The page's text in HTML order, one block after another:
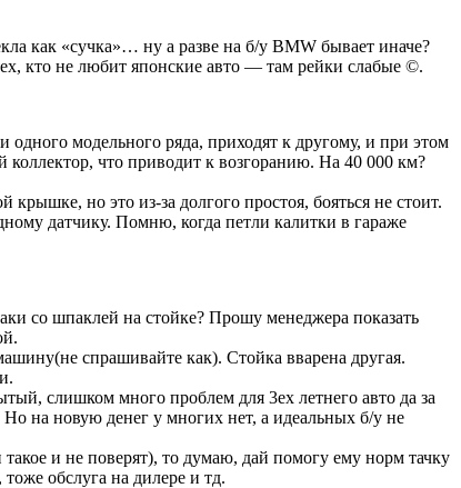
как «сучка»… ну а разве на б/у BMW бывает иначе?
кто не любит японские авто — там рейки слабые ©.
модельного ряда, приходят к другому, и при этом
что приводит к возгоранию. На 40 000 км?
но это из-за долгого простоя, бояться не стоит.
датчику. Помню, когда петли калитки в гараже
со шпаклей на стойке? Прошу менеджера показать
спрашивайте как). Стойка вварена другая.
слишком много проблем для 3ех летнего авто да за
на новую денег у многих нет, а идеальных б/у не
и не поверят), то думаю, дай помогу ему норм тачку
обслуга на дилере и тд.